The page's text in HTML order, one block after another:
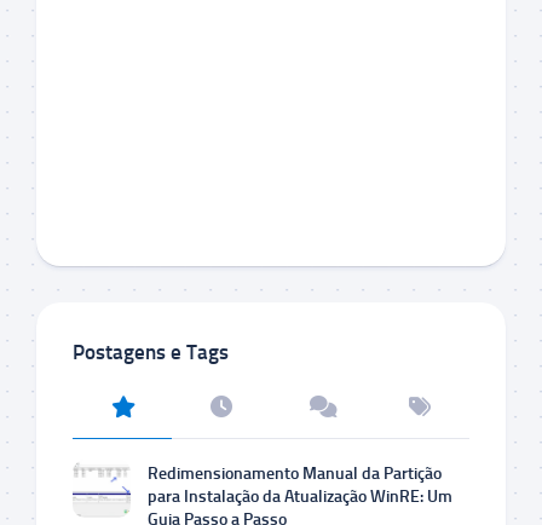
Postagens e Tags
Redimensionamento Manual da Partição
para Instalação da Atualização WinRE: Um
Guia Passo a Passo